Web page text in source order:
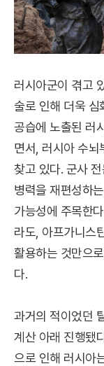
러시아군이 겪고
술로 인해 더욱 심
공습에 노출된 러
면서, 러시아 수뇌
찾고 있다. 군사
병력을 재편성하
가능성에 주목한
라도, 아프가니스
활용하는 것만으
다.
과거의 적이었던
계산 아래 진행됐
으로 인해 러시아